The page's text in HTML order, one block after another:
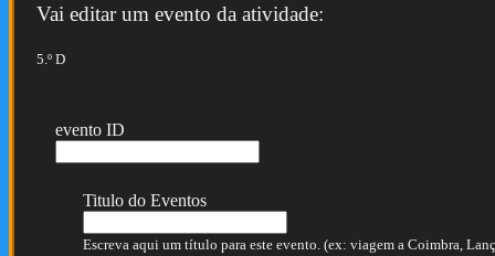
Vai editar um evento da atividade:
5.º D
evento ID
Titulo do Eventos
Escreva aqui um título para este evento. (ex: viagem a Coimbra,